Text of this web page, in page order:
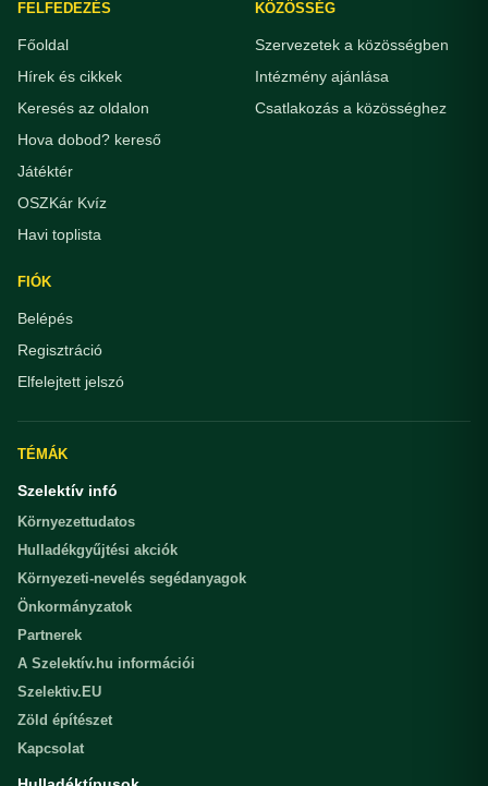
FELFEDEZÉS
Főoldal
Hírek és cikkek
Keresés az oldalon
Hova dobod? kereső
Játéktér
OSZKár Kvíz
Havi toplista
KÖZÖSSÉG
Szervezetek a közösségben
Intézmény ajánlása
Csatlakozás a közösséghez
FIÓK
Belépés
Regisztráció
Elfelejtett jelszó
TÉMÁK
Szelektív infó
Környezettudatos
Hulladékgyűjtési akciók
Környezeti-nevelés segédanyagok
Önkormányzatok
Partnerek
A Szelektív.hu információi
Szelektiv.EU
Zöld építészet
Kapcsolat